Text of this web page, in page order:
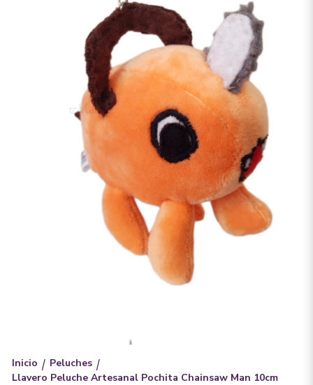
Inicio / Peluches /
Llavero Peluche Artesanal Pochita Chainsaw Man 10cm